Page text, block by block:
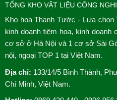
TỔNG KHO VẬT LIỆU CÔNG
Kho hoa Thanh Tước - Lựa
kinh doanh tiệm hoa, kinh doanh
cơ sở ở Hà Nội và 1 cơ sở Sài
nội, ngoại TOP 1 tại Việt Nam.
Địa chỉ: 133/14/5 Bình Thành,
Chí Minh, Việt Nam.